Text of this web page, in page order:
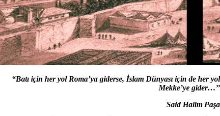
“Batı için her yol Roma’ya giderse, İslam Dünyası için de her yol
Mekke’ye gider…’’
Said Halim Paşa